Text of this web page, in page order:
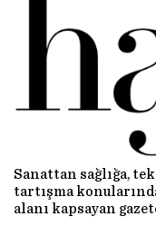
Sanattan sağlığa,
tartışma
alanı kapsayan